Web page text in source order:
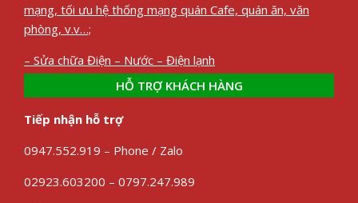
mạng, tối ưu hệ thống mạng quán Cafe, quán ăn, văn
phòng, v.v…;
– Sửa chữa Điện – Nước – Điện lạnh
HỖ TRỢ KHÁCH HÀNG
Tiếp nhận hỗ trợ
0947.552.919 – Phone / Zalo
02923.603200 – 0797.247.989